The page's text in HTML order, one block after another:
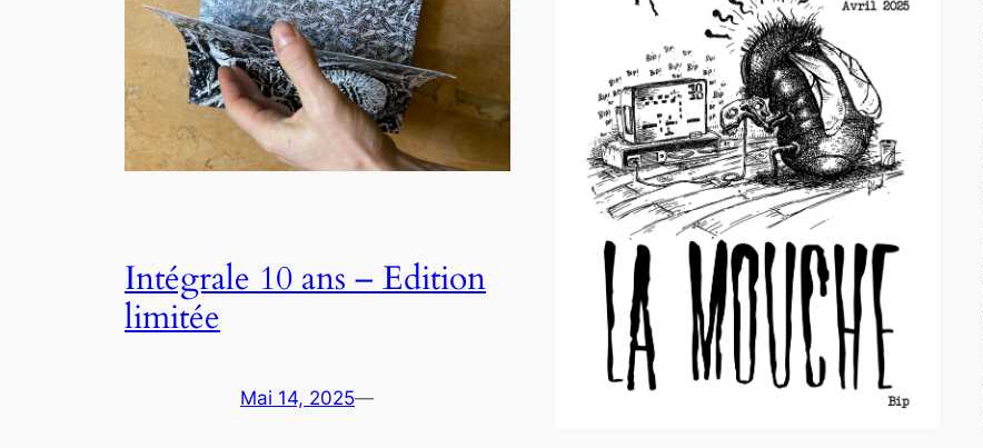
Intégrale 10 ans – Edition
limitée
Mai 14, 2025—